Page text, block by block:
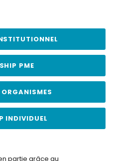
PME
INDIVIDUEL
partie grâce au